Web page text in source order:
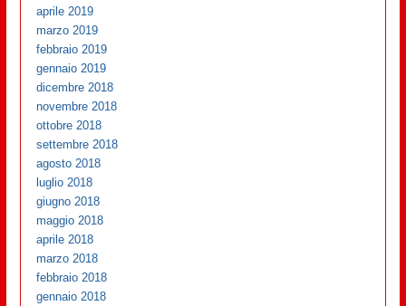
aprile 2019
marzo 2019
febbraio 2019
gennaio 2019
dicembre 2018
novembre 2018
ottobre 2018
settembre 2018
agosto 2018
luglio 2018
giugno 2018
maggio 2018
aprile 2018
marzo 2018
febbraio 2018
gennaio 2018